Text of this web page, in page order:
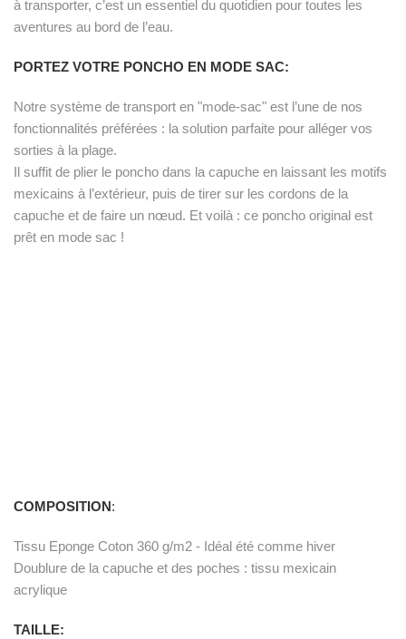
à transporter, c’est un essentiel du quotidien pour toutes les
aventures au bord de l’eau.
PORTEZ VOTRE PONCHO EN MODE SAC:
Notre système de transport en "mode-sac" est l’une de nos
fonctionnalités préférées : la solution parfaite pour alléger vos
sorties à la plage.
Il suffit de plier le poncho dans la capuche en laissant les motifs
mexicains à l’extérieur, puis de tirer sur les cordons de la
capuche et de faire un nœud. Et voilà : ce poncho original est
prêt en mode sac !
COMPOSITION:
Tissu Eponge Coton 360 g/m2 - Idéal été comme hiver
Doublure de la capuche et des poches : tissu mexicain
acrylique
TAILLE: